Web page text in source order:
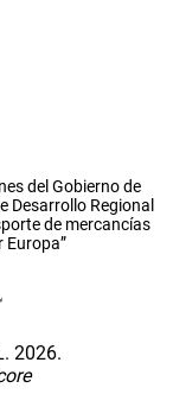
del Gobierno de
Desarrollo Regional
de mercancías
Europa”
2026.